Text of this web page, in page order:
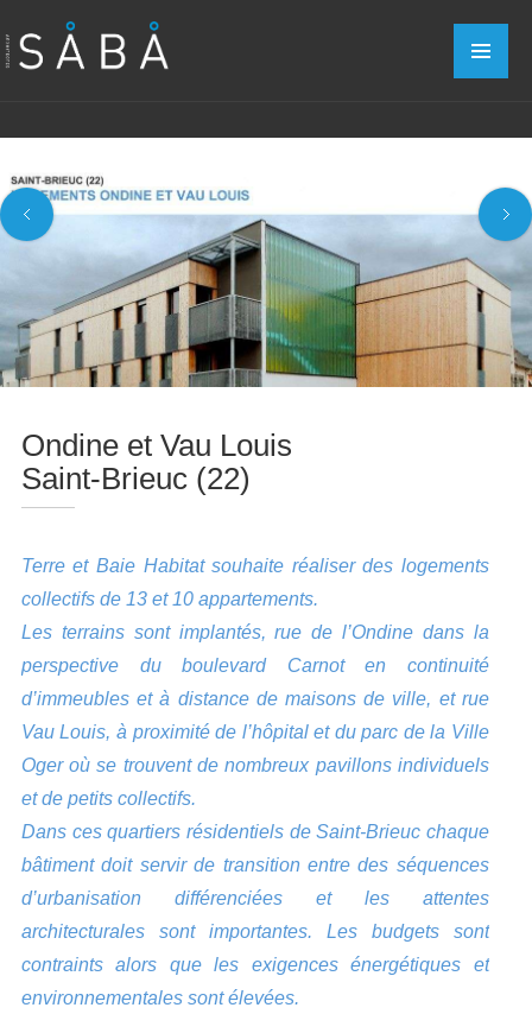
Ondine et Vau Louis
Saint-Brieuc (22)
Terre et Baie Habitat souhaite réaliser des logements
collectifs de 13 et 10 appartements.
Les terrains sont implantés, rue de l’Ondine dans la
perspective du boulevard Carnot en continuité
d’immeubles et à distance de maisons de ville, et rue
Vau Louis, à proximité de l’hôpital et du parc de la Ville
Oger où se trouvent de nombreux pavillons individuels
et de petits collectifs.
Dans ces quartiers résidentiels de Saint-Brieuc chaque
bâtiment doit servir de transition entre des séquences
d’urbanisation différenciées et les attentes
architecturales sont importantes. Les budgets sont
contraints alors que les exigences énergétiques et
environnementales sont élevées.